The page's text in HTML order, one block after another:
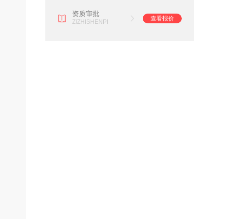
资质审批
ZIZHISHENPI
查看报价